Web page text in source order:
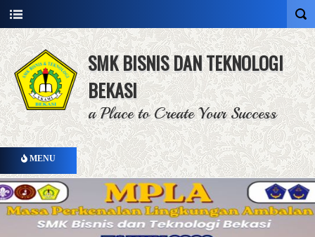
SMK BISNIS DAN TEKNOLOGI
BEKASI
a Place to Create Your Success
MENU